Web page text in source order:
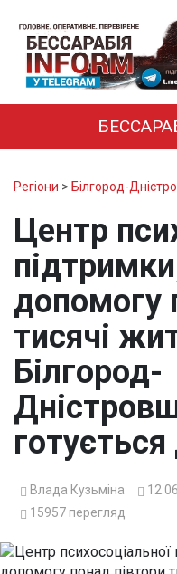
Регіони > Білгород-
Центр
допомогу
тисячі
Білгород-
Влада Кузьміна
15957 перегляд